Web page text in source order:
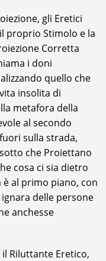
gli Eretici
proprio Stimolo e la
Corretta
i doni
quello che
insolita di
metafora della
al secondo
sulla strada,
che Proiettano
cosa ci sia dietro
è al primo piano, con
delle persone
anchesse
Riluttante Eretico,